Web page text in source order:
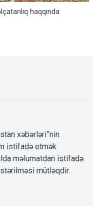
haqqında
xəbərləri”nin
istifadə etmək
məlumatdan istifadə
mütləqdir.